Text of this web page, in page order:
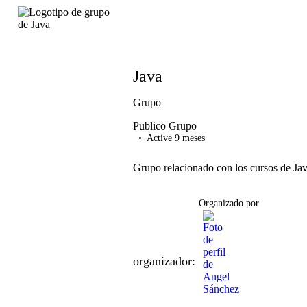
Java
Grupo
Publico Grupo
Active 9 meses
Grupo relacionado con los cursos de
organizador:
Organizado por